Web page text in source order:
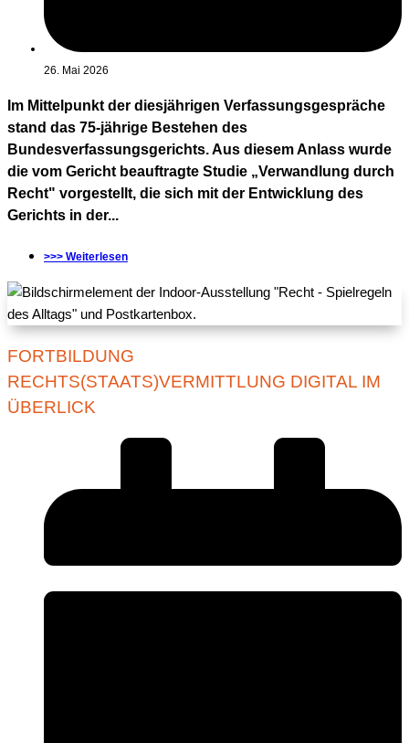
26. Mai 2026
Im Mittelpunkt der diesjährigen Verfassungsgespräche
stand das 75-jährige Bestehen des
Bundesverfassungsgerichts. Aus diesem Anlass wurde
die vom Gericht beauftragte Studie „Verwandlung durch
Recht" vorgestellt, die sich mit der Entwicklung des
Gerichts in der...
>>> Weiterlesen
FORTBILDUNG
RECHTS(STAATS)VERMITTLUNG DIGITAL IM
ÜBERLICK